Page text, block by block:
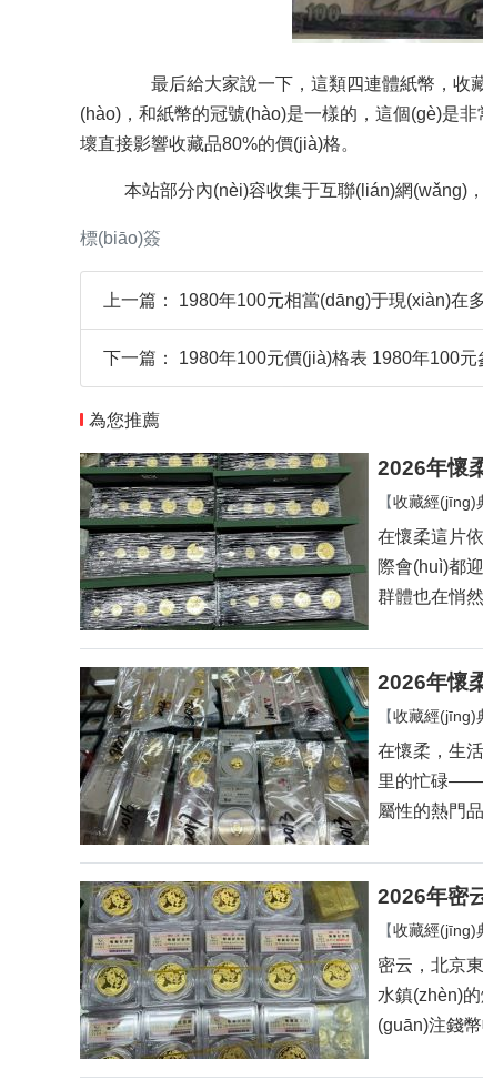
最后給大家說一下，這類四連體紙幣，收藏
(hào)，和紙幣的冠號(hào)是一樣的，這個(gè)是非
壞直接影響收藏品80%的價(jià)格。
本站部分內(nèi)容收集于互聯(lián)網
標(biāo)簽
上一篇： 1980年100元相當(dāng)于現(xiàn)在
下一篇： 1980年100元價(jià)格表 1980年100
為您推薦
2026年懷
【收藏經(jīng)
在懷柔這片
際會(huì)都
群體也在悄然壯
2026年懷
【收藏經(jīng)
在懷柔，生活
里的忙碌——
屬性的熱門
2026年密
【收藏經(jīng)
密云，
水鎮(zhèn)的
(guān)注錢幣